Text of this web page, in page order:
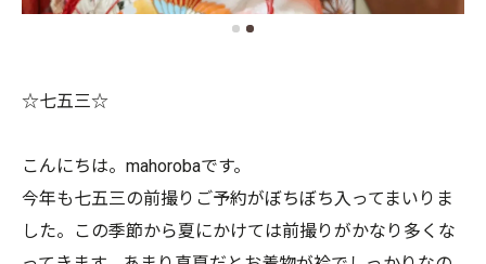
☆七五三☆
こんにちは。mahorobaです。
今年も七五三の前撮りご予約がぼちぼち入ってまいりま
した。この季節から夏にかけては前撮りがかなり多くな